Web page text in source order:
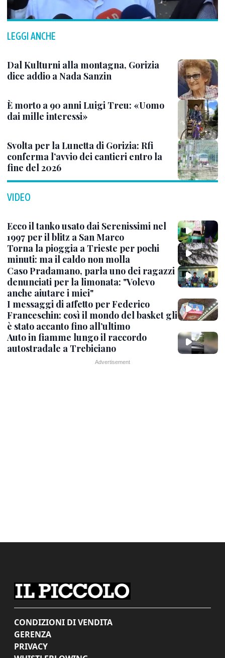
LEGGI ANCHE
Dal Kulturni alla montagna, Gorizia
dice addio a Nada Sanzin
È morto a 90 anni Luigi Treu: «Uomo
dai mille interessi»
Svolta per la Lunetta di Gorizia: Rfi
conferma l’avvio dei cantieri entro la
fine del 2026
VIDEO
Ecco il tanko usato dai Serenissimi nel
1997 per il blitz a San Marco
Torna la pioggia a Trieste per pochi
minuti: ma il caldo non molla
Caso Pradamano, parla uno dei ragazzi
denunciati per la limonata: "Volevo
anche aiutare i miei"
I messaggi di affetto per Federico
Franceschin: così il mondo del basket gli
è stato accanto fino all’ultimo
Auto in fiamme lungo il raccordo
autostradale a Trebiciano
CONDIZIONI DI VENDITA
GERENZA
PRIVACY